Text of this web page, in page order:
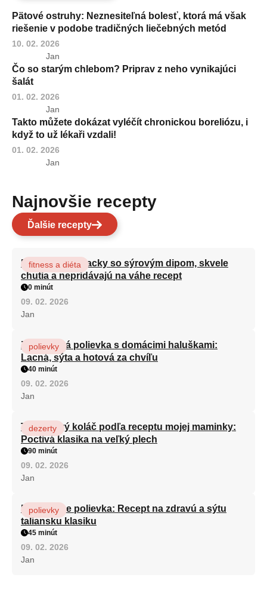
Pätové ostruhy: Neznesiteľná bolesť, ktorá má však
riešenie v podobe tradičných liečebných metód
10. 02. 2026
Jan
Čo so starým chlebom? Priprav z neho vynikajúci
šalát
01. 02. 2026
Jan
Takto můžete dokázat vyléčít chronickou boreliózu, i
když to už lékaři vzdali!
01. 02. 2026
Jan
Najnovšie recepty
Ďalšie recepty
Brokolicové placky so sýrovým dipom, skvele
chutia a nepridávajú na váhe recept
fitness a diéta
0 minút
09. 02. 2026
Jan
Zeleninová polievka s domácimi haluškami:
Lacná, sýta a hotová za chvíľu
polievky
40 minút
09. 02. 2026
Jan
Tvarohový koláč podľa receptu mojej maminky:
Poctivá klasika na veľký plech
dezerty
90 minút
09. 02. 2026
Jan
Minestrone polievka: Recept na zdravú a sýtu
taliansku klasiku
polievky
45 minút
09. 02. 2026
Jan